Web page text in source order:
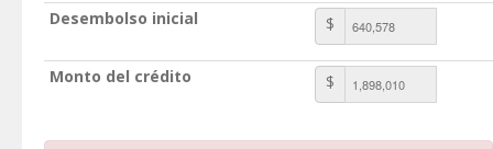
Desembolso inicial $
Monto del crédito $